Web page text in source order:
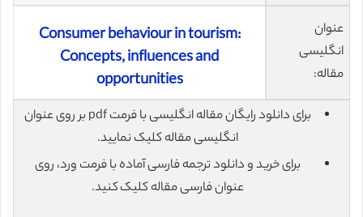
عنوان
انگلیسی
مقاله:
Consumer behaviour in tourism:
Concepts, influences and
opportunities
برای دانلود رایگان مقاله انگلیسی با فرمت pdf بر روی عنوان
انگلیسی مقاله کلیک نمایید.
برای خرید و دانلود ترجمه فارسی آماده با فرمت ورد، روی
عنوان فارسی مقاله کلیک کنید.